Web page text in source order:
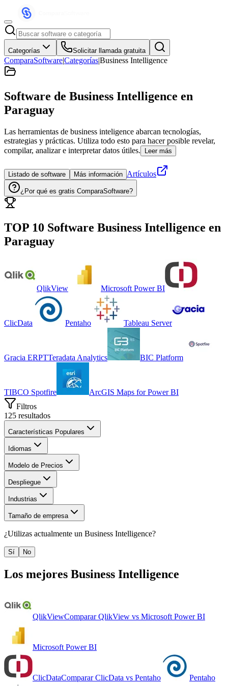
Categorías Solicitar llamada gratuita
ComparaSoftware|Categorías|Business Intelligence
Software de Business Intelligence en
Paraguay
Las herramientas de business inteligence abarcan tecnologías,
estrategias y prácticas. Utiliza todo esto para hacer posible revelar,
compilar, analizar e interpretar datos útiles.
Leer más
Listado de software Más información Artículos
¿Por qué es gratis ComparaSoftware?
TOP 10 Software Business Intelligence en
Paraguay
QlikView Microsoft Power BI
ClicData Pentaho Tableau Server
Gracia ERPTTeradata Analytics BIC Platform
TIBCO Spotfire
ArcGIS Maps for Power BI
Filtros
125 resultados
Características Populares
Idiomas
Modelo de Precios
Despliegue
Industrias
Tamaño de empresa
¿Utilizas actualmente un Business Intelligence?
Sí No
Los mejores Business Intelligence
QlikViewComparar QlikView vs Microsoft Power BI
Microsoft Power BI
ClicDataComparar ClicData vs Pentaho Pentaho